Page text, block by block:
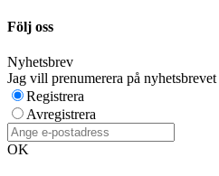
Följ oss
Nyhetsbrev
Jag vill prenumerera på nyhetsbrevet
Registrera
Avregistrera
OK